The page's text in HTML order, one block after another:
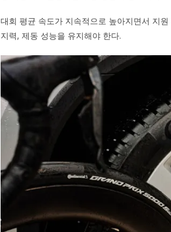
대회 평균 속도가 지속적으로 높아지면서 지
지력, 제동 성능을 유지해야 한다.